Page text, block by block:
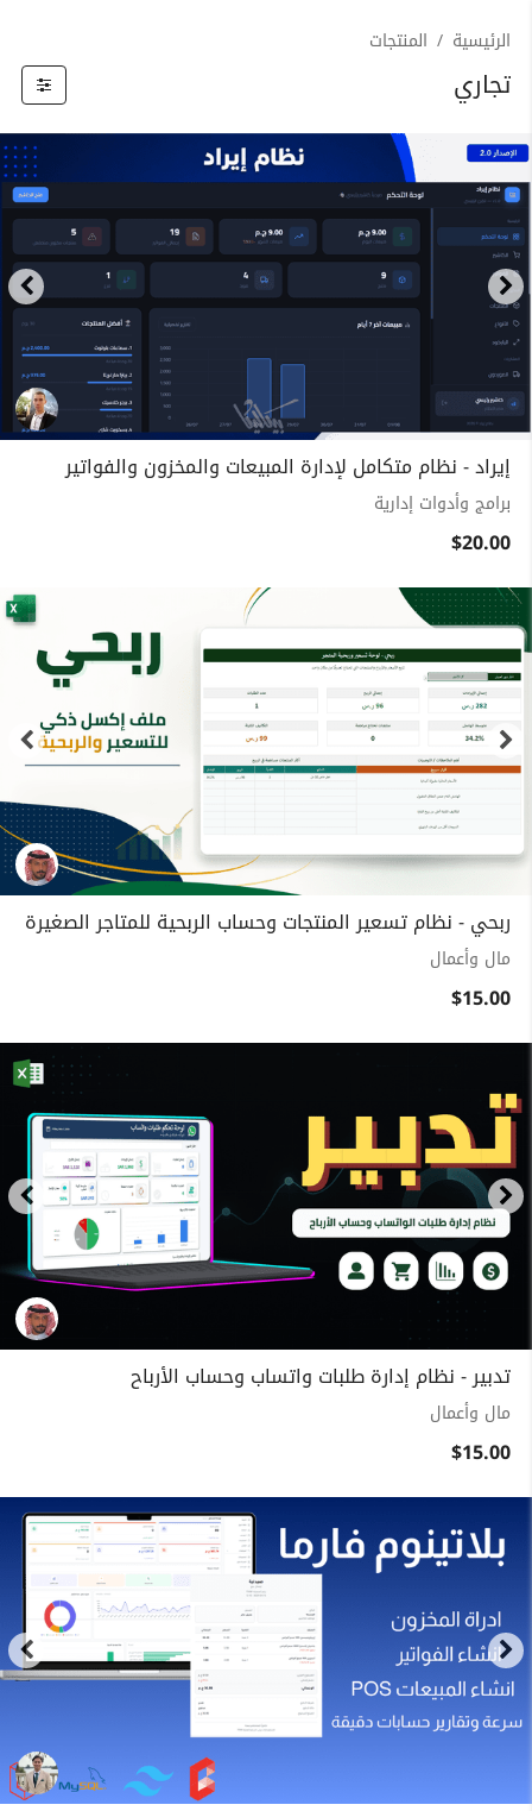
الرئيسية المنتجات
تجاري
إيراد - نظام متكامل لإدارة المبيعات والمخزون والفواتير
برامج وأدوات إدارية
$20.00
ربحي - نظام تسعير المنتجات وحساب الربحية للمتاجر الصغيرة
مال وأعمال
$15.00
تدبير - نظام إدارة طلبات واتساب وحساب الأرباح
مال وأعمال
$15.00